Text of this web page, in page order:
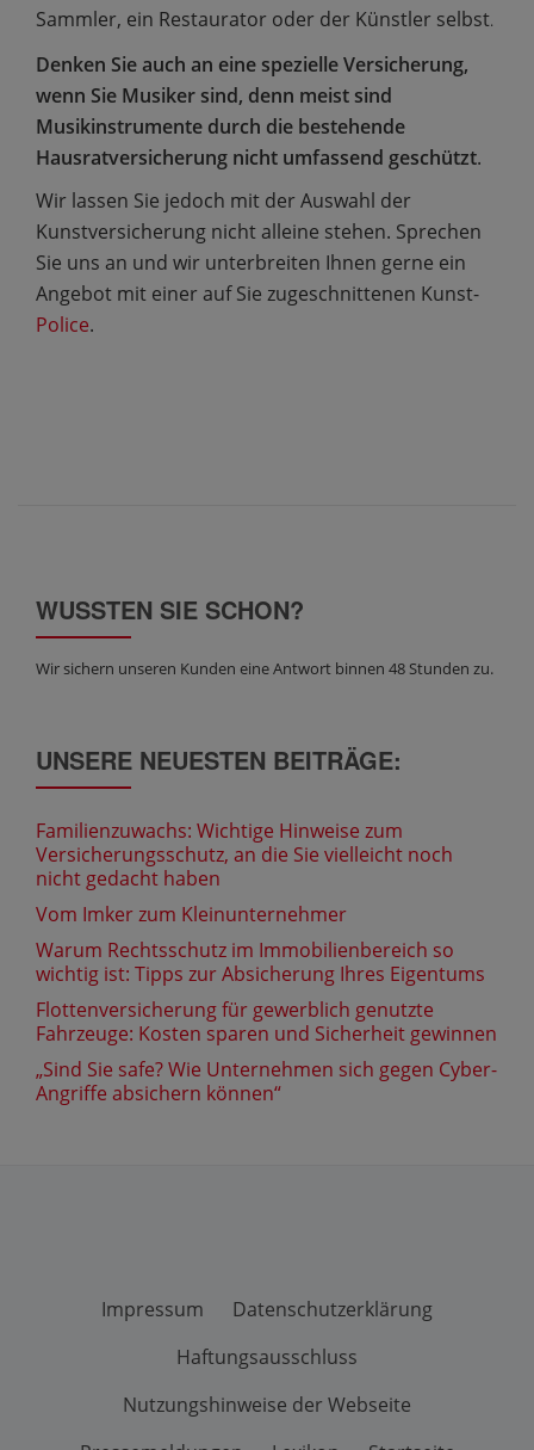
Sammler, ein Restaurator oder der Künstler selbst.
Denken Sie auch an eine spezielle Versicherung,
wenn Sie Musiker sind, denn meist sind
Musikinstrumente durch die bestehende
Hausratversicherung nicht umfassend geschützt.
Wir lassen Sie jedoch mit der Auswahl der
Kunstversicherung nicht alleine stehen. Sprechen
Sie uns an und wir unterbreiten Ihnen gerne ein
Angebot mit einer auf Sie zugeschnittenen Kunst-
Police.
WUSSTEN SIE SCHON?
Wir sichern unseren Kunden eine Antwort binnen 48 Stunden zu.
UNSERE NEUESTEN BEITRÄGE:
Familienzuwachs: Wichtige Hinweise zum
Versicherungsschutz, an die Sie vielleicht noch
nicht gedacht haben
Vom Imker zum Kleinunternehmer
Warum Rechtsschutz im Immobilienbereich so
wichtig ist: Tipps zur Absicherung Ihres Eigentums
Flottenversicherung für gewerblich genutzte
Fahrzeuge: Kosten sparen und Sicherheit gewinnen
„Sind Sie safe? Wie Unternehmen sich gegen Cyber-
Angriffe absichern können“
Impressum
Datenschutzerklärung
Haftungsausschluss
Nutzungshinweise der Webseite